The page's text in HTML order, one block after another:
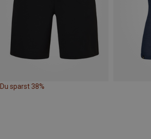
Du sparst 38%